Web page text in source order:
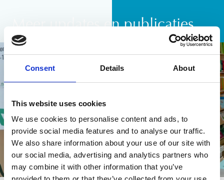
Consent Details About
This website uses cookies
We use cookies to personalise content and ads, to
provide social media features and to analyse our traffic.
We also share information about your use of our site with
our social media, advertising and analytics partners who
may combine it with other information that you’ve
Meer updates en publicaties